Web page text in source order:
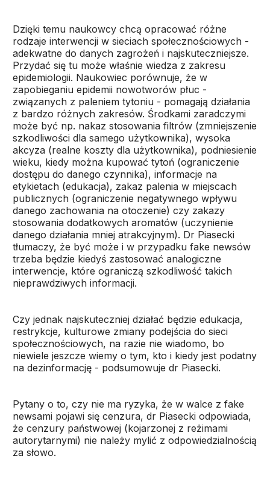
Dzięki temu naukowcy chcą opracować różne
rodzaje interwencji w sieciach społecznościowych -
adekwatne do danych zagrożeń i najskuteczniejsze.
Przydać się tu może właśnie wiedza z zakresu
epidemiologii. Naukowiec porównuje, że w
zapobieganiu epidemii nowotworów płuc -
związanych z paleniem tytoniu - pomagają działania
z bardzo różnych zakresów. Środkami zaradczymi
może być np. nakaz stosowania filtrów (zmniejszenie
szkodliwości dla samego użytkownika), wysoka
akcyza (realne koszty dla użytkownika), podniesienie
wieku, kiedy można kupować tytoń (ograniczenie
dostępu do danego czynnika), informacje na
etykietach (edukacja), zakaz palenia w miejscach
publicznych (ograniczenie negatywnego wpływu
danego zachowania na otoczenie) czy zakazy
stosowania dodatkowych aromatów (uczynienie
danego działania mniej atrakcyjnym). Dr Piasecki
tłumaczy, że być może i w przypadku fake newsów
trzeba będzie kiedyś zastosować analogiczne
interwencje, które ograniczą szkodliwość takich
nieprawdziwych informacji.
Czy jednak najskuteczniej działać będzie edukacja,
restrykcje, kulturowe zmiany podejścia do sieci
społecznościowych, na razie nie wiadomo, bo
niewiele jeszcze wiemy o tym, kto i kiedy jest podatny
na dezinformację - podsumowuje dr Piasecki.
Pytany o to, czy nie ma ryzyka, że w walce z fake
newsami pojawi się cenzura, dr Piasecki odpowiada,
że cenzury państwowej (kojarzonej z reżimami
autorytarnymi) nie należy mylić z odpowiedzialnością
za słowo.